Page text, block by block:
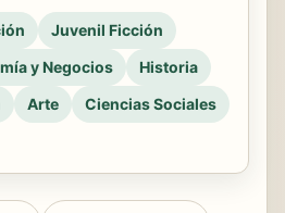
Juvenil Ficción
y Negocios
Historia
Arte
Ciencias Sociales